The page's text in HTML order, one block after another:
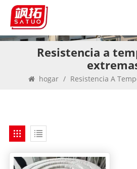
Resistencia a
hogar / Resistencia A